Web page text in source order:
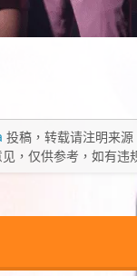
投稿，转载请注明来源
，仅供参考，如有违